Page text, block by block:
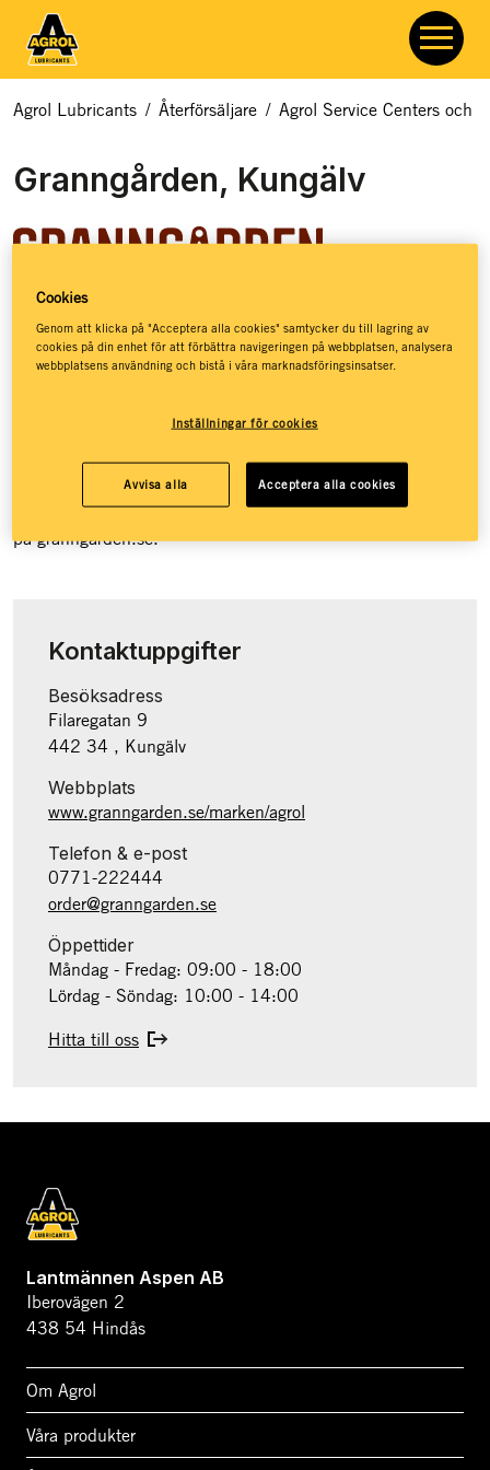
Agrol Lubricants / Återförsäljare / Agrol Service Centers och
Granngården, Kungälv
Granngården hjälper dig med allt som rör odling, djur och
natur. Hos Granngården hittar du ett basutbud av
jordnära liv. Granngården har stöttat drömmar sedan 1880,
då de öppnade sin första lilla gårdshandel på den
småländska landsbygden. Idag, mer än 140 år senare, har
Granngården över 100 butiker runt om i landet och e-handel
på granngården.se.
Kontaktuppgifter
Besöksadress
Filaregatan 9
442 34 , Kungälv
Webbplats
www.granngarden.se/marken/agrol
Telefon & e-post
0771-222444
order@granngarden.se
Öppettider
Måndag - Fredag: 09:00 - 18:00
Lördag - Söndag: 10:00 - 14:00
Hitta till oss
Lantmännen Aspen AB
Iberovägen 2
438 54 Hindås
Om Agrol
Våra produkter
Cookies
Genom att klicka på "Acceptera alla cookies" samtycker du till lagring av
cookies på din enhet för att förbättra navigeringen på webbplatsen, analysera
webbplatsens användning och bistå i våra marknadsföringsinsatser.
Inställningar för cookies
Avvisa alla Acceptera alla cookies